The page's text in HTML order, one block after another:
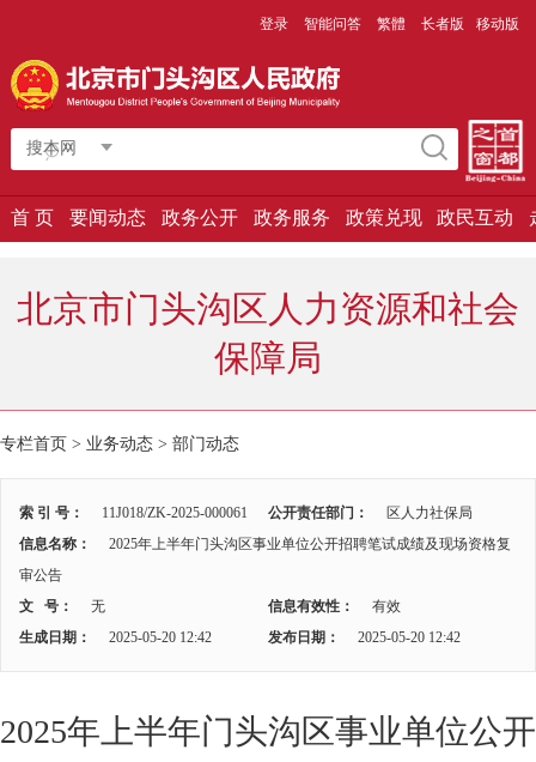
登录 智能问答 繁體 长者版 移动版
搜本网
首 页 要闻动态 政务公开 政务服务 政策兑现 政民互动
北京市门头沟区人力资源和社会
保障局
专栏首页 > 业务动态 > 部门动态
索 引 号： 11J018/ZK-2025-000061 公开责任部门：
区人力社保局
信息名称：
2025年上半年门头沟区事业单位公开招聘笔试成绩及现场资格复
审公告
文 号：
无 信息有效性：
有效
生成日期：
2025-05-20 12:42 发布日期： 2025-05-20 12:42
2025年上半年门头沟区事业单位公开